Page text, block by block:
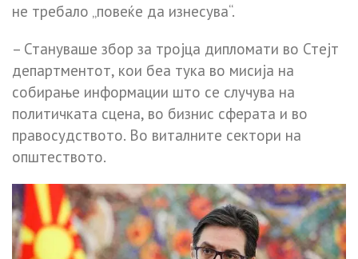
не требало „повеќе да изнесува“.
– Стануваше збор за тројца дипломати во Стејт
департментoт, кои беа тука во мисија на
собирање информации што се случува на
политичката сцена, во бизнис сферата и во
правосудството. Во виталните сектори на
општеството.